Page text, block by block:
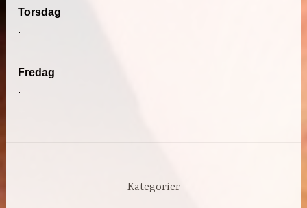
Torsdag
.
Fredag
.
Kategorier